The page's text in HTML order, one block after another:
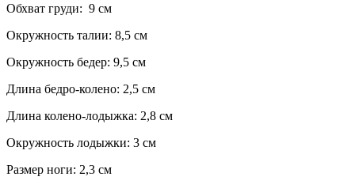
Обхват груди: 9 см
Окружность талии: 8,5 см
Окружность бедер: 9,5 см
Длина бедро-колено: 2,5 см
Длина колено-лодыжка: 2,8 см
Окружность лодыжки: 3 см
Размер ноги: 2,3 см